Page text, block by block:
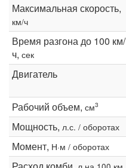
Максимальная скорость,
км/ч
Время разгона до 100 км/
ч, сек
Двигатель
Рабочий объем, см3
Мощность, л.с. / оборотах
Момент, Н·м / оборотах